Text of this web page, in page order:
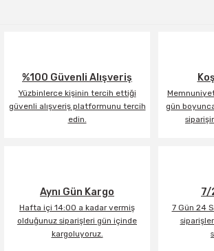
%100 Güvenli Alışveriş
Yüzbinlerce kişinin tercih ettiği
güvenli alışveriş platformunu tercih
edin.
gün
Aynı Gün Kargo
Hafta içi 14:00 a kadar vermiş
olduğunuz siparişleri gün içinde
kargoluyoruz.
7/
7 Gün 24